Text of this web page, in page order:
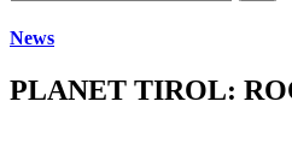
News
PLANET TIROL: